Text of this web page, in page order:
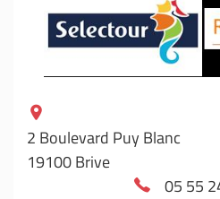
2 Boulevard Puy Blanc
19100 Brive
05 55